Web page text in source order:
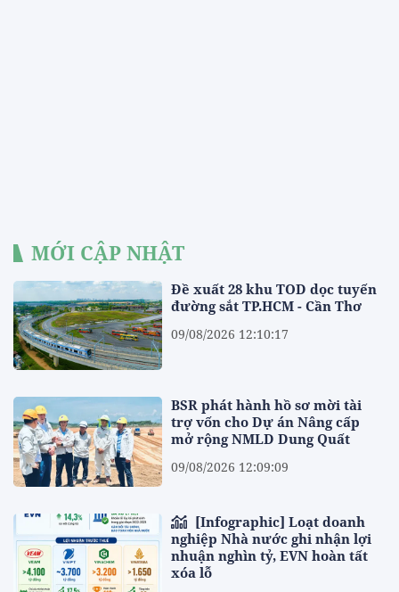
MỚI CẬP NHẬT
Đề xuất 28 khu TOD dọc tuyến
đường sắt TP.HCM - Cần Thơ
09/08/2026 12:10:17
BSR phát hành hồ sơ mời tài
trợ vốn cho Dự án Nâng cấp
mở rộng NMLD Dung Quất
09/08/2026 12:09:09
nghiệp Nhà nước ghi nhận lợi
nhuận nghìn tỷ, EVN hoàn tất
xóa lỗ